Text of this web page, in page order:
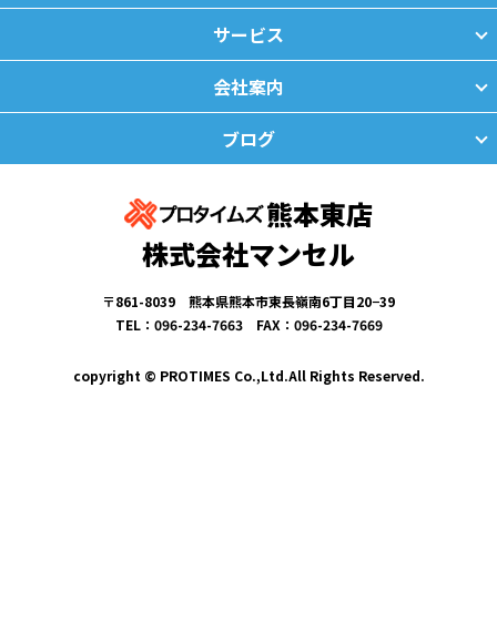
サービス
会社案内
ブログ
熊本東店
株式会社マンセル
〒861-8039 熊本県熊本市東長嶺南6丁目20−39
TEL：096-234-7663 FAX：096-234-7669
copyright © PROTIMES Co.,Ltd.All Rights Reserved.